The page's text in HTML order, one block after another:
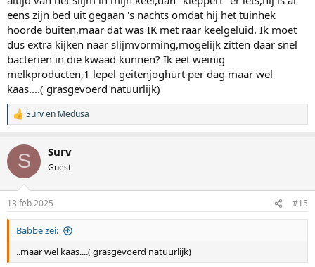
eens zijn bed uit gegaan 's nachts omdat hij het tuinhek
hoorde buiten,maar dat was IK met raar keelgeluid. Ik moet
dus extra kijken naar slijmvorming,mogelijk zitten daar snel
bacterien in die kwaad kunnen? Ik eet weinig
melkproducten,1 lepel geitenjoghurt per dag maar wel
kaas....( grasgevoerd natuurlijk)
W
a
r
e
i
n
g
Surven Medusa
S Surv
Guest
13 feb 2025 #15
Babbe zei:
..maar wel kaas....( grasgevoerd natuurlijk)